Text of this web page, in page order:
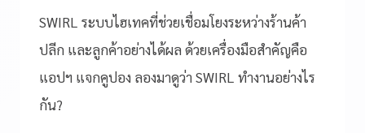
SWIRL ระบบไฮเทคที่ช่วยเชื่อมโยงระหว่างร้านค้า
ปลีก และลูกค้าอย่างได้ผล ด้วยเครื่องมือสำคัญคือ
แอปฯ แจกคูปอง ลองมาดูว่า SWIRL ทำงานอย่างไร
กัน?